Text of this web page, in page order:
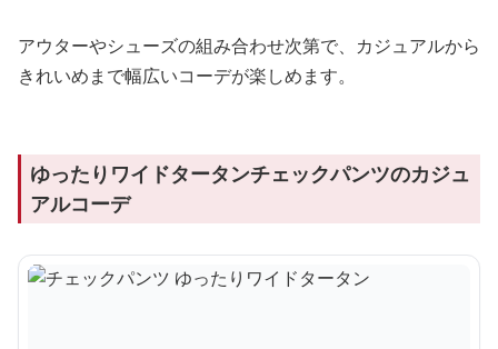
アウターやシューズの組み合わせ次第で、カジュアルから
きれいめまで幅広いコーデが楽しめます。
ゆったりワイドタータンチェックパンツのカジュ
アルコーデ